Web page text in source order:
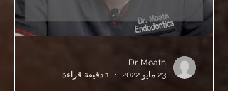
Dr. Moath
23 مايو 2022
1 دقيقة قراءة